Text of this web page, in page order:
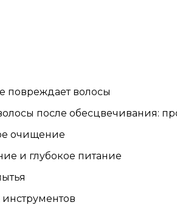
повреждает волосы
после обесцвечивания:
очищение
и глубокое питание